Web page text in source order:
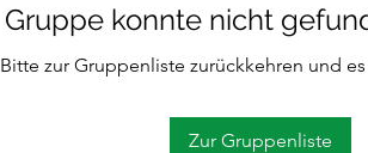
Gruppe konnte nicht
Bitte zur Gruppenliste zurückkehren und
Zur Gruppenliste